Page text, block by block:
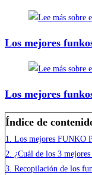
Los mejores
Los mejores
Índice de
1.
Los mejores FUNKO
2.
¿Cuál de los 3
3. Recopilación de los